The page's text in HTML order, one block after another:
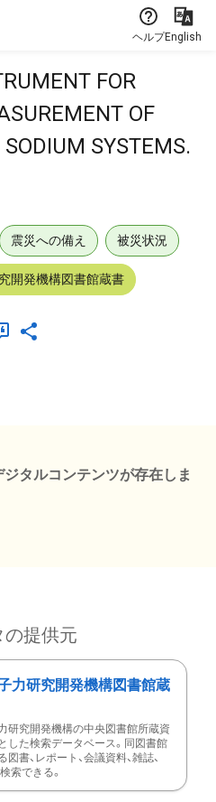
ヘルプEnglish
FOR
OF
SYSTEMS.
震災への備え 被災状況
開発機構図書館蔵書
タルコンテンツが存在しま
の提供元
力研究開発機構図書館蔵
研究開発機構の中央図書館所蔵資
した検索データベース。同図書館
書、レポート、会議資料、雑誌、
索できる。